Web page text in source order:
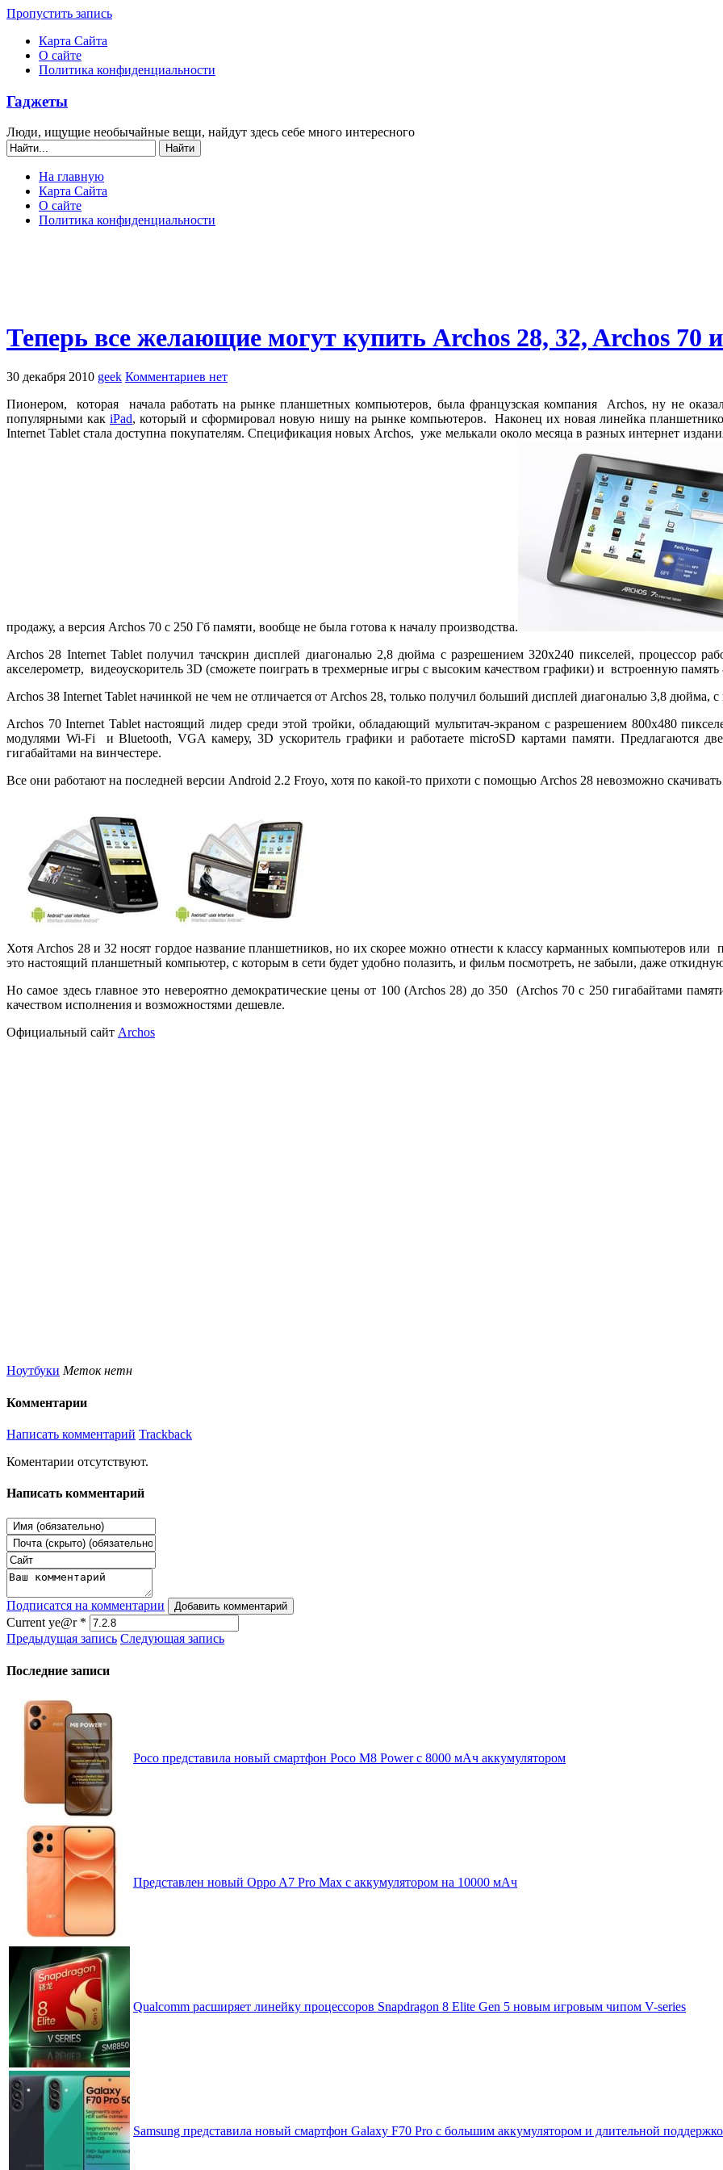
Пропустить запись
Карта Сайта
О сайте
Политика конфиденциальности
Гаджеты
Люди, ищущие необычайные вещи, найдут здесь себе много интересного
На главную
Карта Сайта
О сайте
Политика конфиденциальности
Теперь все желающие могут купить Archos 28, 32, Archos 70
30 декабря 2010 geek Комментариев нет
Пионером, которая начала работать на рынке планшетных компьютеров, была французская компания Archos, ну не
популярными какiPad, который и сформировал новую нишу на рынке компьютеров. Наконец их новая линейка
Internet Tablet стала доступна покупателям. Спецификация новых Archos, уже мелькали около месяца в разных интернет
продажу, а версия Archos 70 с 250 Гб памяти, вообще не была готова к началу производства.
Archos 28 Internet Tablet получил тачскрин дисплей диагональю 2,8 дюйма с разрешением 320х240 пикселей, процессор
акселерометр, видеоускоритель 3D (сможете поиграть в трехмерные игры с высоким качеством графики) и встроенную память
Archos 38 Internet Tablet начинкой не чем не отличается от Archos 28, только получил больший дисплей диагональю 3,8 дюйма,
Archos 70 Internet Tablet настоящий лидер среди этой тройки, обладающий мультитач-экраном с разрешением 800х480
модулями Wi-Fi и Bluetooth, VGA камеру, 3D ускоритель графики и работаете microSD картами памяти. Предлагаются
гигабайтами на винчестере.
Все они работают на последней версии Android 2.2 Froyo, хотя по какой-то прихоти с помощью Archos 28 невозможно
Хотя Archos 28 и 32 носят гордое название планшетников, но их скорее можно отнести к классу карманных компьютеров или
это настоящий планшетный компьютер, с которым в сети будет удобно полазить, и фильм посмотреть, не забыли, даже
Но самое здесь главное это невероятно демократические цены от 100 (Archos 28) до 350 (Archos 70 с 250 гигабайтами
качеством исполнения и возможностями дешевле.
Официальный сайт Archos
Ноутбуки Меток нетн
Комментарии
Написать комментарий Trackback
Коментарии отсутствуют.
Написать комментарий
Подписатся на комментарии Добавить комментарий
Current ye@r *
Предыдущая запись Следующая запись
Последние записи
Poco представила новый смартфон Poco M8 Power с 8000 мАч аккумулятором
Представлен новый Oppo A7 Pro Max с аккумулятором на 10000 мАч
Qualcomm расширяет линейку процессоров Snapdragon 8 Elite Gen 5 новым игровым чипом V-series
Samsung представила новый смартфон Galaxy F70 Pro с большим аккумулятором и длительной